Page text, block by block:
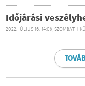
Időjárási
2022. JÚLIUS 16. 14:08, SZOMBAT |